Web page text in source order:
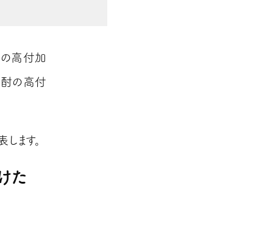
高付加
の高付
ます。
た